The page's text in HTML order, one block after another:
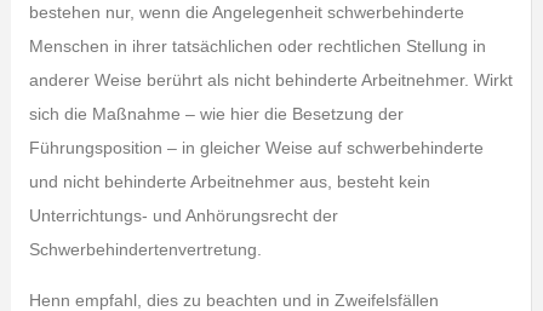
bestehen nur, wenn die Angelegenheit schwerbehinderte
Menschen in ihrer tatsächlichen oder rechtlichen Stellung in
anderer Weise berührt als nicht behinderte Arbeitnehmer. Wirkt
sich die Maßnahme – wie hier die Besetzung der
Führungsposition – in gleicher Weise auf schwerbehinderte
und nicht behinderte Arbeitnehmer aus, besteht kein
Unterrichtungs- und Anhörungsrecht der
Schwerbehindertenvertretung.
Henn empfahl, dies zu beachten und in Zweifelsfällen